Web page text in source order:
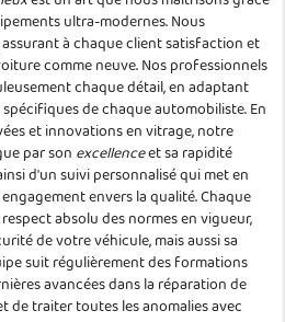
ultra-modernes. Nous
à chaque client satisfaction et
comme neuve. Nos professionnels
chaque détail, en adaptant
de chaque automobiliste. En
et innovations en vitrage, notre
par son excellenceet sa rapidité
d'un suivi personnalisé qui met en
envers la qualité. Chaque
absolu des normes en vigueur,
de votre véhicule, mais aussi sa
suit régulièrement des formations
avancées dans la réparation de
de traiter toutes les anomalies avec